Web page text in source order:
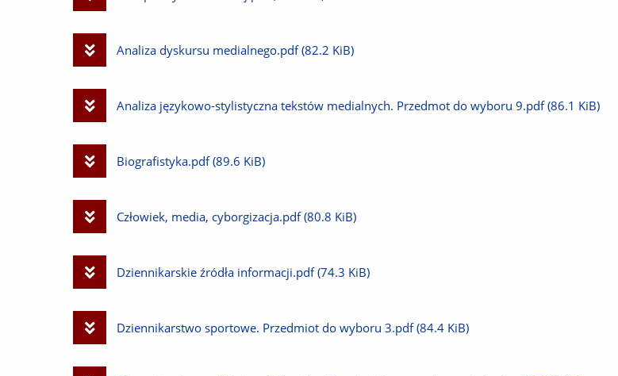
Pobierz
Analiza dyskursu medialnego.pdf (82.2 KiB)
Pobierz
Analiza językowo-stylistyczna tekstów medialnych. Przedmot do wyboru 9.pdf (86.1 KiB)
Pobierz
Biografistyka.pdf (89.6 KiB)
Pobierz
Człowiek, media, cyborgizacja.pdf (80.8 KiB)
Pobierz
Dziennikarskie źródła informacji.pdf (74.3 KiB)
Pobierz
Dziennikarstwo sportowe. Przedmiot do wyboru 3.pdf (84.4 KiB)